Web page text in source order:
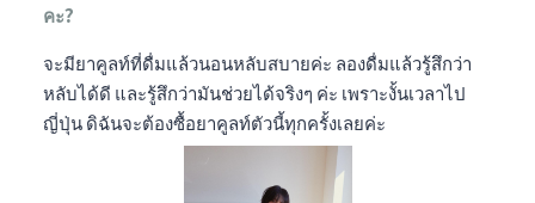
คะ?
จะมียาคูลท์ที่ดื่มแล้วนอนหลับสบายค่ะ ลองดื่มแล้วรู้สึกว่า
หลับได้ดี และรู้สึกว่ามันช่วยได้จริงๆ ค่ะ เพราะงั้นเวลาไป
ญี่ปุ่น ดิฉันจะต้องซื้อยาคูลท์ตัวนี้ทุกครั้งเลยค่ะ